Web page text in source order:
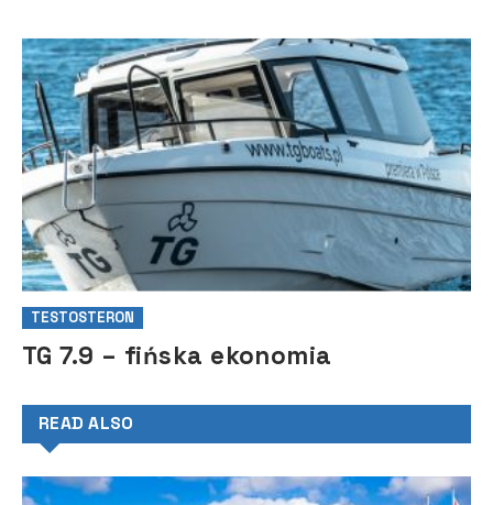
TESTOSTERON
TG 7.9 – fińska ekonomia
READ ALSO